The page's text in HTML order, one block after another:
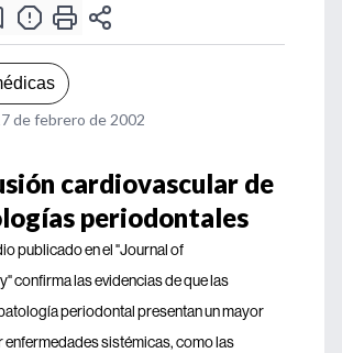
de febrero de 2002
cardiovascular de
periodontales
publicado en el "Journal of
confirma las evidencias de que las
periodontal presentan un mayor
enfermedades sistémicas, como las